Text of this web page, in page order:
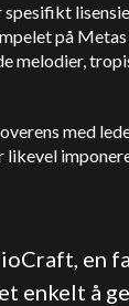
på
melodier,
med
likevel
en
enkelt å